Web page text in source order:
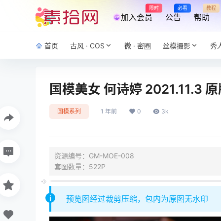
加入会员
限时
公告
必看
帮助
教程
首页 古风 · COS 微 · 密圈 丝模摄影 秀
国模美女 何诗婷 2021.11.3
国模系列 1 年前 0 3k
资源编号：GM-MOE-008
套图数量：522P
预览图经过裁剪压缩，包内为原图无水印